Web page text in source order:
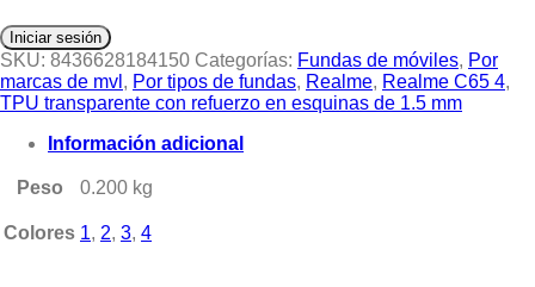
Iniciar sesión
SKU: 8436628184150 Categorías: Fundas de móviles, Por
marcas de mvl , Por tipos de fundas, Realme, Realme C65 4,
TPU transparente con refuerzo en esquinas de 1.5 mm
Información adicional
Peso 0.200 kg
Colores 1, 2, 3, 4